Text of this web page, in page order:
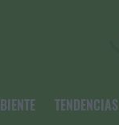
TENDENCIAS